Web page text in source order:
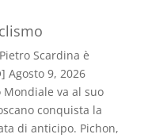
Scardina è
Agosto 9, 2026
va al suo
conquista la
di anticipo. Pichon,